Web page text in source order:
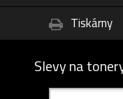
Tiskárny
Slevy na